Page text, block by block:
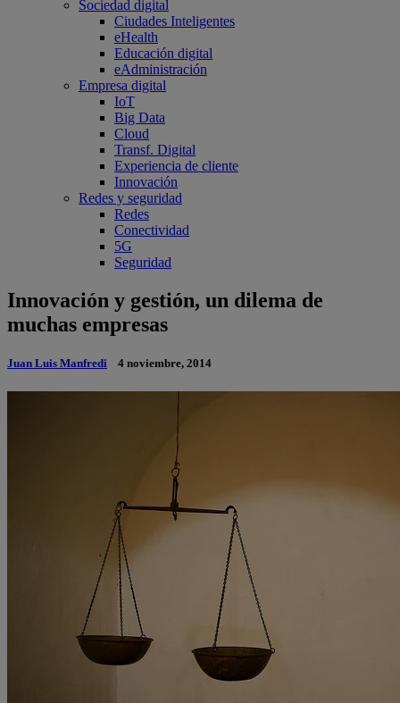
Sociedad digital
Ciudades Inteligentes
eHealth
Educación digital
eAdministración
Empresa digital
IoT
Big Data
Cloud
Transf. Digital
Experiencia de cliente
Innovación
Redes y seguridad
Redes
Conectividad
5G
Seguridad
Innovación y gestión, un dilema de
muchas empresas
Juan Luis Manfredi 4 noviembre, 2014